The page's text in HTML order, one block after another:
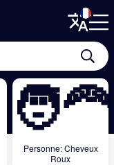
🧑‍🦰
Personne: Cheveux
Roux